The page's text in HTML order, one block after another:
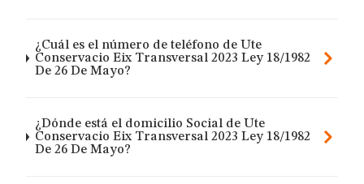
¿Cuál es el número de teléfono de Ute
Conservacio Eix Transversal 2023 Ley 18/1982
De 26 De Mayo?
¿Dónde está el domicilio Social de Ute
Conservacio Eix Transversal 2023 Ley 18/1982
De 26 De Mayo?